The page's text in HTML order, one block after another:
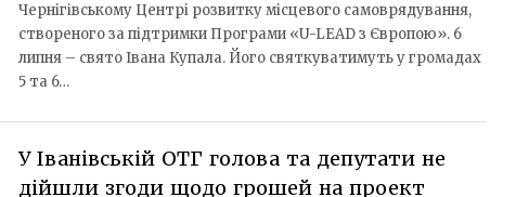
Чернігівському Центрі розвитку місцевого самоврядування,
створеного за підтримки Програми «U-LEAD з Європою». 6
липня – свято Івана Купала. Його святкуватимуть у громадах
5 та 6…
У Іванівській ОТГ голова та депутати не
дійшли згоди щодо грошей на проект